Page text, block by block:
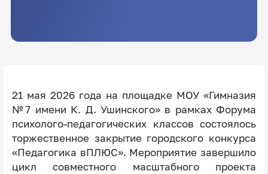
21 мая 2026 года на площадке МОУ «Гимназия
№7 имени К. Д. Ушинского» в рамках Форума
психолого-педагогических классов состоялось
торжественное закрытие городского конкурса
«Педагогика вПЛЮС». Мероприятие завершило
цикл совместного масштабного проекта